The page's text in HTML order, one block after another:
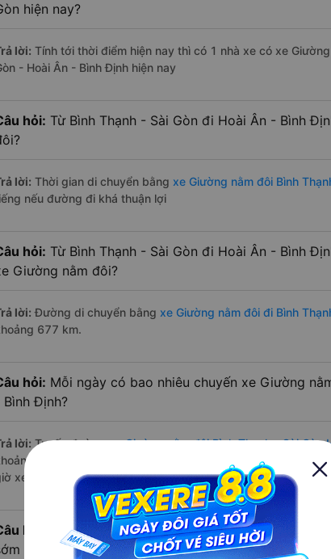
hiện nay?
lời: Tính tới thời điểm hiện nay thì có 1 nhà xe có xe
- Hoài Ân - Bình Định hiện nay
hỏi: Từ Bình Thạnh - Sài Gòn đi Hoài Ân - Bình
lời: Thời gian di chuyển bằng xe Giường nằm đôi Bình
nếu đường đi khá thuận lợi
hỏi: Từ Bình Thạnh - Sài Gòn đi Hoài Ân - Bình
Giường nằm đôi?
lời: Đường di chuyển bằng xe Giường nằm đôi đi Bình
677 km.
hỏi: Mỗi ngày có bao nhiêu chuyến xe Giường
Bình Định?
lời: Tuyến đườngxe Giường nằm đôi Bình Thạnh - Sài Gòn
2 chuyến trên
bắt đầu từ 17:30 đến
xe chạy có đầy đủ cả ban ngày, buổi trưa, buổi chiều, ban
hỏi:
Nhà xe Giường nằm đôi đi Hoài Ân - Bình
nhất?